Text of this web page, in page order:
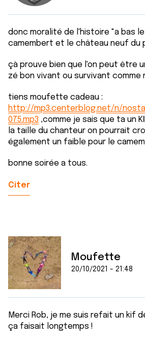
donc moralité de l'histoire "a bas
camembert et le château neuf du
çà prouve bien que l'on peut être
zé bon vivant ou survivant comme
tiens moufette cadeau :
http://mp3.centerblog.net/n/
075.mp3 ,comme je sais que ta un
la taille du chanteur on pourrait
également un faible pour le
bonne soirée a tous.
Citer
Moufette
20/10/2021 - 21:48
Merci Rob, je me suis refait un kif
ça faisait longtemps !